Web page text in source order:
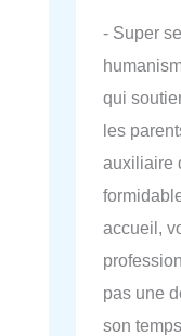
- Super
qui
les
auxiliaire
accueil,
pas une
son